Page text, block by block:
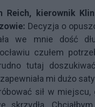
Reich, kierownik
Decyzja o
we mnie dość
czułem
tutaj
mi dużo
sił w
skrzydła.